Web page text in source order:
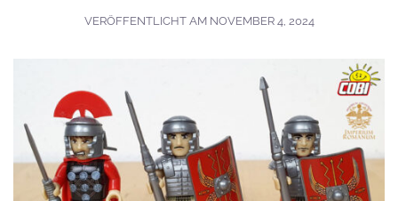
VERÖFFENTLICHT AM NOVEMBER 4, 2024